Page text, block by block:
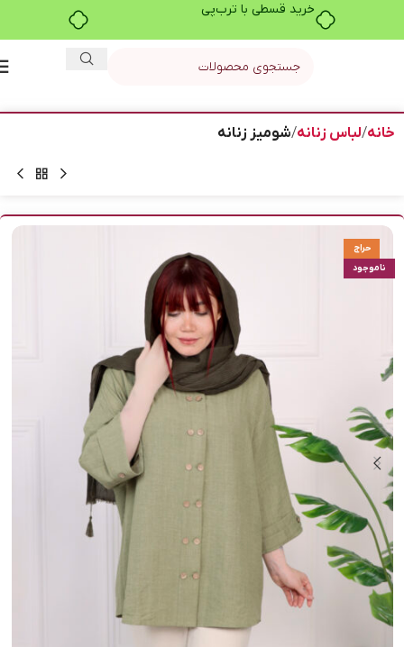
خرید قسطی با ترب‌پی
خانه لباس زنانه شومیز زنانه
حراج
ناموجود